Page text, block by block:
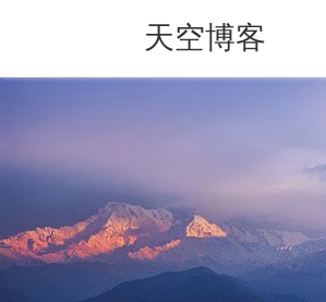
天空博客